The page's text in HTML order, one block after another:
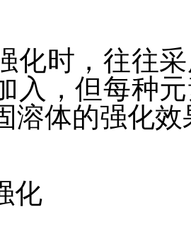
化时，往往
入，但每种
溶体的强化
化